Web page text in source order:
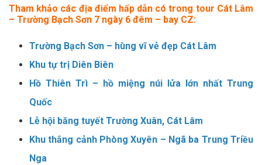
Tham khảo các địa điểm hấp dẫn có trong tour Cát Lâm
– Trường Bạch Sơn 7 ngày 6 đêm – bay CZ:
Trường Bạch Sơn – hùng vĩ vẻ đẹp Cát Lâm
Khu tự trị Diên Biên
Hồ Thiên Trì – hồ miệng núi lửa lớn nhất Trung
Quốc
Lễ hội băng tuyết Trường Xuân, Cát Lâm
Khu thắng cảnh Phòng Xuyên – Ngã ba Trung Triều
Nga